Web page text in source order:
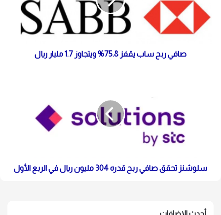
صافي ربح ساب يقفز 75.8% ويتجاوز 1.7 مليار ريال
سلوشنز تحقق صافي ربح قدره 304 مليون ريال في الربع الأول
أحدث الإضافات